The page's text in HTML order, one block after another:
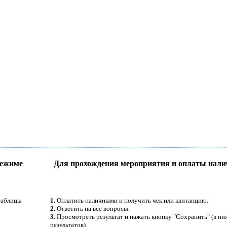
Для прохождения мероприятия и оплаты
1. Оплатить наличными и получить чек или квитанцию.
2. Ответить на все вопросы.
3. Просмотреть результат и нажать кнопку "Сохранить" (в
результатов)